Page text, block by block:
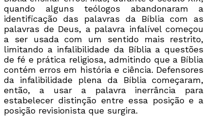
quando alguns teólogos abandonaram a
identificação das palavras da Bíblia com as
palavras de Deus, a palavra infalível começou
a ser usada com um sentido mais restrito,
limitando a infalibilidade da Bíblia a questões
de fé e prática religiosa, admitindo que a Bíblia
contém erros em história e ciência. Defensores
da infalibilidade plena da Bíblia começaram,
então, a usar a palavra inerrância para
estabelecer distinção entre essa posição e a
posição revisionista que surgira.